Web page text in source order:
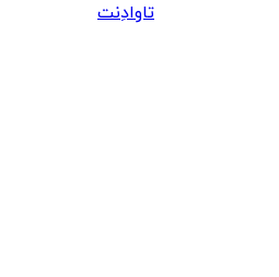
تاوادِنت